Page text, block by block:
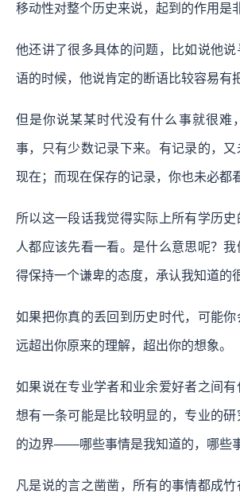
移动性对整个历史来说，起到的作用是
他还讲了很多具体的问题，比如说他
语的时候，他说肯定的断语比较容易有
但是你说某某时代没有什么事就很难
事，只有少数记录下来。有记录的，又
现在；而现在保存的记录，你也未必都
所以这一段话我觉得实际上所有学历
人都应该先看一看。是什么意思呢？
得保持一个谦卑的态度，承认我知道的
如果把你真的丢回到历史时代，可能
远超出你原来的理解，超出你的想象。
如果说在专业学者和业余爱好者之间
想有一条可能是比较明显的，专业的
的边界——哪些事情是我知道的，哪些
凡是说的言之凿凿，所有的事情都成